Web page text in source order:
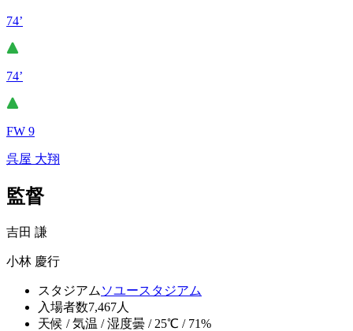
74’
74’
FW 9
呉屋 大翔
監督
吉田 謙
小林 慶行
スタジアム ソユースタジアム
入場者数7,467人
天候 / 気温 / 湿度曇 / 25℃ / 71%